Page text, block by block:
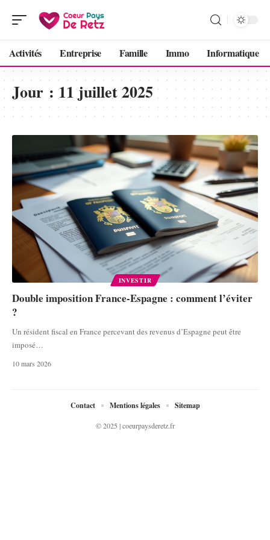
Activités Entreprise Famille Immo Informatique
Jour :11 juillet 2025
INVESTIR
Double imposition France-Espagne : comment l’éviter
?
Un résident fiscal en France percevant des revenus d’Espagne peut être
imposé…
10 mars 2026
© 2025 | coeurpaysderetz.fr
Contact Mentions légales Sitemap